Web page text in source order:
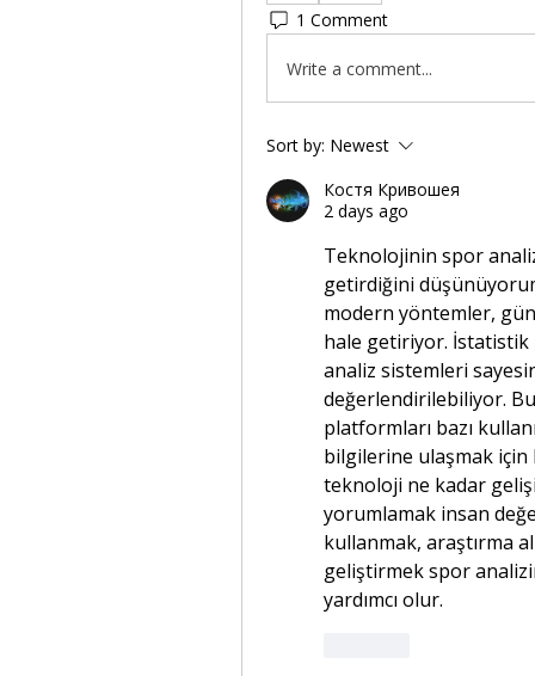
1 Comment
Write a comment...
Sort by: Newest
Костя Кривошея
2 days ago
Teknolojinin spor
getirdiğini
modern yöntemler,
hale getiriyor. İstatistik
analiz sistemleri
değerlendirilebiliyor.
platformları bazı
bilgilerine ulaşmak için
teknoloji ne kadar
yorumlamak insan
kullanmak, araştırma
geliştirmek spor
yardımcı olur.